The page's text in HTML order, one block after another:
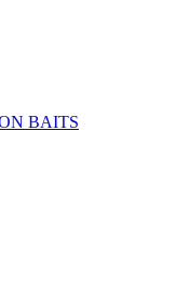
BAITS